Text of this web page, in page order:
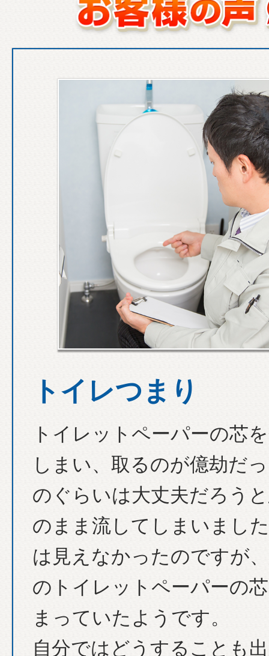
トイレつまり
トイレットペーパーの芯
しまい、取るのが億劫だ
のぐらいは大丈夫だろう
のまま流してしまいまし
は見えなかったのですが
のトイレットペーパーの
まっていたようです。
自分ではどうすることも